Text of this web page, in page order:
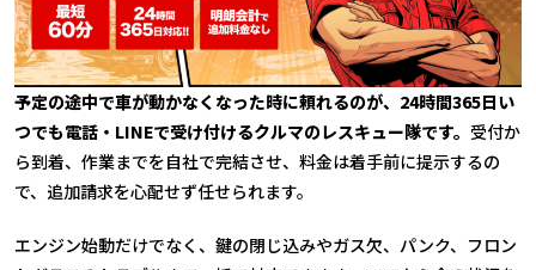
予定の途中で車が動かなくなった時に頼れるのが、24時間365日い
つでも電話・LINEで受け付けるクルマのレスキュー隊です。 受付か
ら到着、作業までを自社で完結させ、料金は着手前に提示するの
で、追加請求を心配せず任せられます。
エンジン始動だけでなく、鍵の閉じ込みやガス欠、パンク、フロン